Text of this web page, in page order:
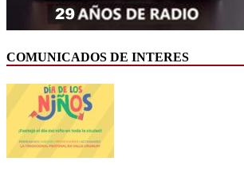
COMUNICADOS DE INTERES